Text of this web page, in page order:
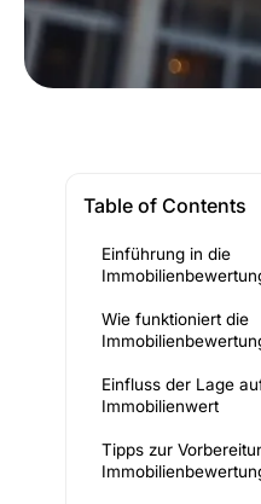
Table of Contents
Einführung in die
Wie funktioniert die
Einfluss der Lage
Immobilienwert
Tipps zur